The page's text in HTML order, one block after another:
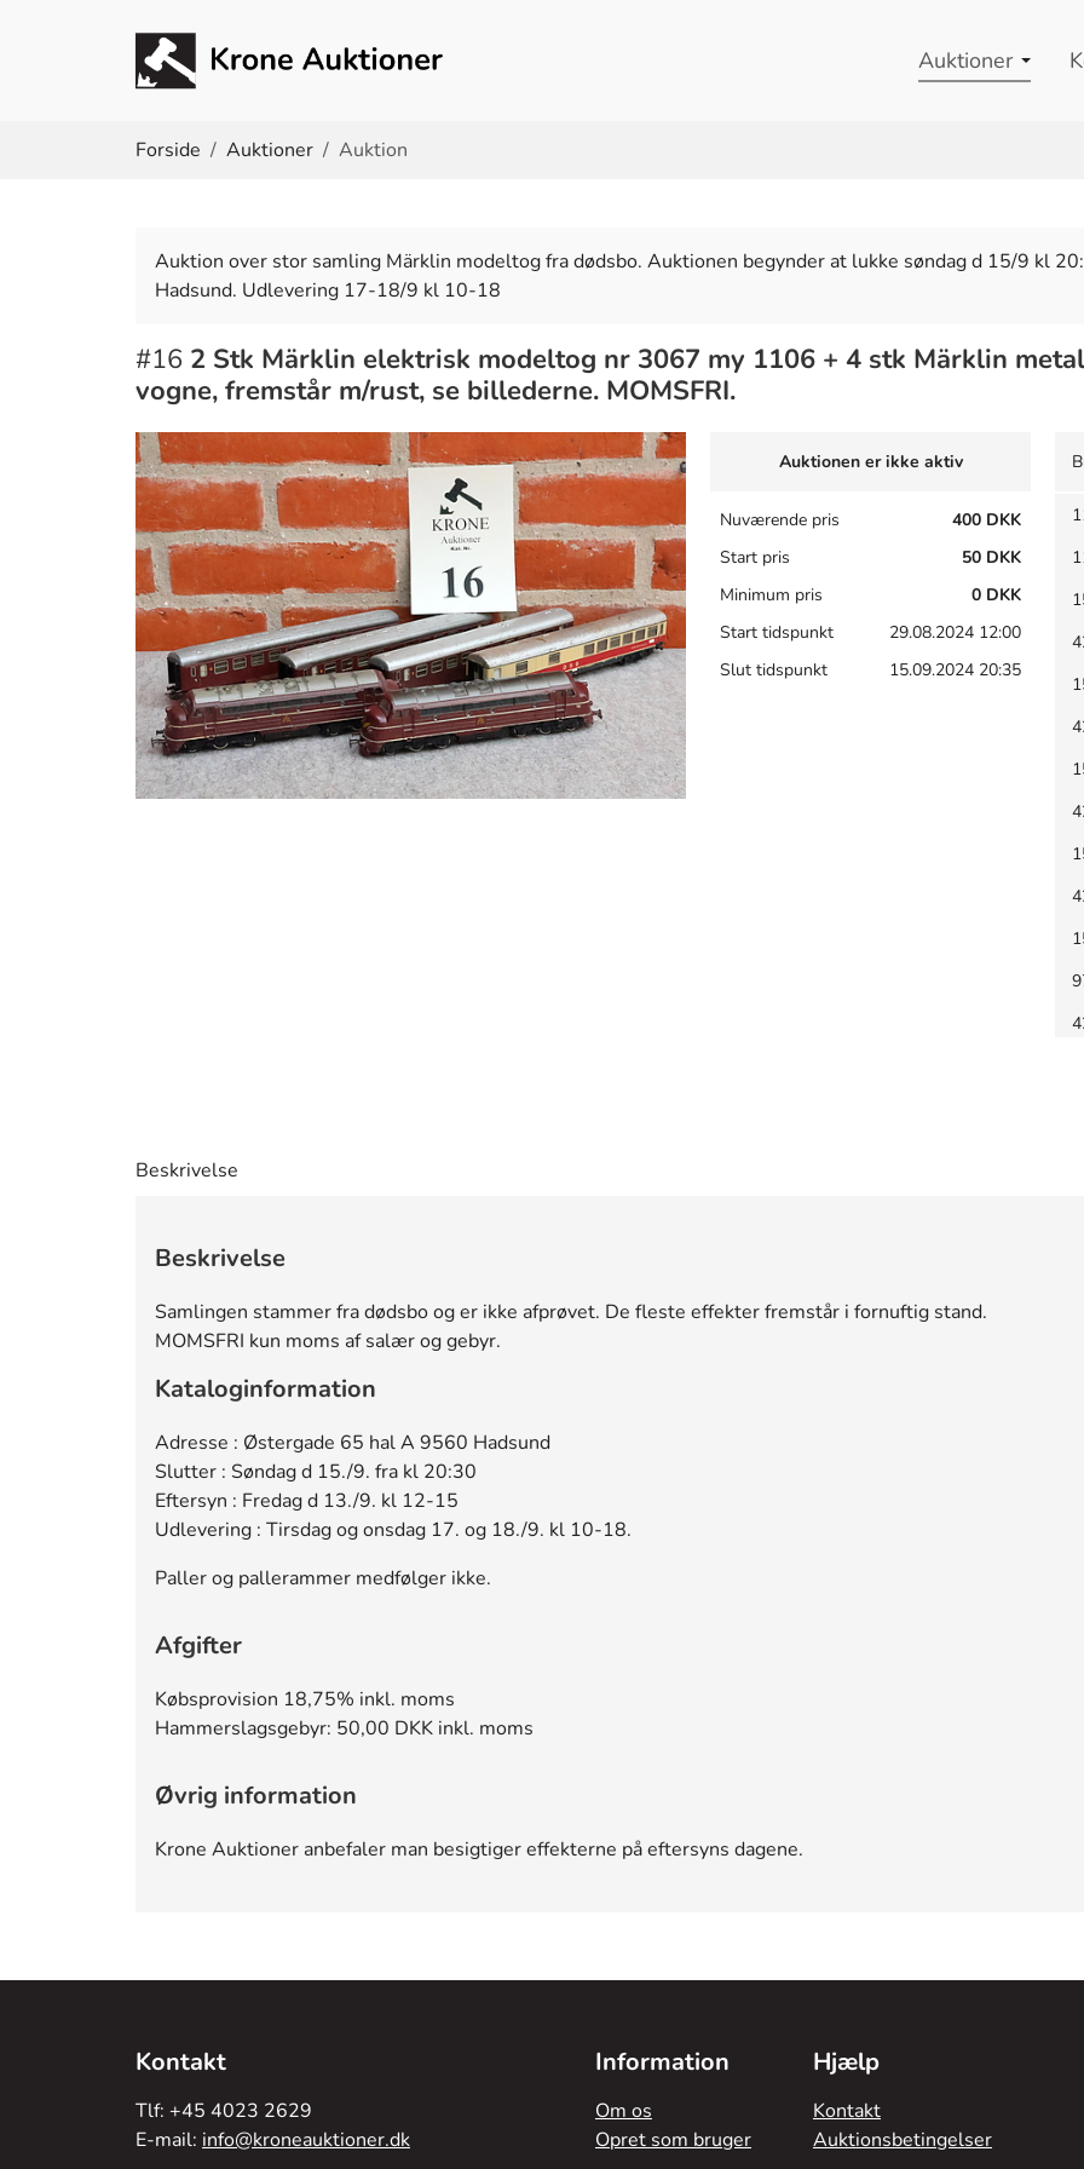
Auktioner
Forside Auktioner Auktion
Auktion over stor samling Märklin modeltog fra dødsbo. Auktionen begynder at lukke søndag d 15/9 kl
Hadsund. Udlevering 17-18/9 kl 10-18
#16 2 Stk Märklin elektrisk modeltog nr 3067 my 1106 + 4 stk Märklin
vogne, fremstår m/rust, se billederne. MOMSFRI.
Auktionen er ikke aktiv
Nuværende pris
400 DKK
Start pris
50 DKK
Minimum pris
0 DKK
Start tidspunkt
29.08.2024 12:00
Slut tidspunkt
15.09.2024 20:35
Beskrivelse
Beskrivelse
Samlingen stammer fra dødsbo og er ikke afprøvet. De fleste effekter fremstår i fornuftig stand.
MOMSFRI kun moms af salær og gebyr.
Kataloginformation
Adresse : Østergade 65 hal A 9560 Hadsund
Slutter : Søndag d 15./9. fra kl 20:30
Eftersyn : Fredag d 13./9. kl 12-15
Udlevering : Tirsdag og onsdag 17. og 18./9. kl 10-18.
Paller og pallerammer medfølger ikke.
Afgifter
Købsprovision 18,75% inkl. moms
Hammerslagsgebyr: 50,00 DKK inkl. moms
Øvrig information
Krone Auktioner anbefaler man besigtiger effekterne på eftersyns dagene.
Kontakt
Tlf: +45 4023 2629
E-mail: info@kroneauktioner.dk
Information
Om os
Opret som bruger
Hjælp
Kontakt
Auktionsbetingelser